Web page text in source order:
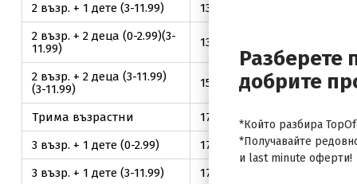
2 възр. + 1 дете (3-11.99) 132
2 възр. + 2 деца (0-2.99)(3-
11.99)
132
2 възр. + 2 деца (3-11.99)
(3-11.99)
151 € / 295.72 лв. 168
Трима възрастни 170 € / 332 лв. 189
3 възр. + 1 дете (0-2.99)
170 € / 332.69лв. 189
3 възр. + 1 дете (3-11.99)
176
Разберете
добрите
*Който разбира
*Получавайте
и last minute оферти!